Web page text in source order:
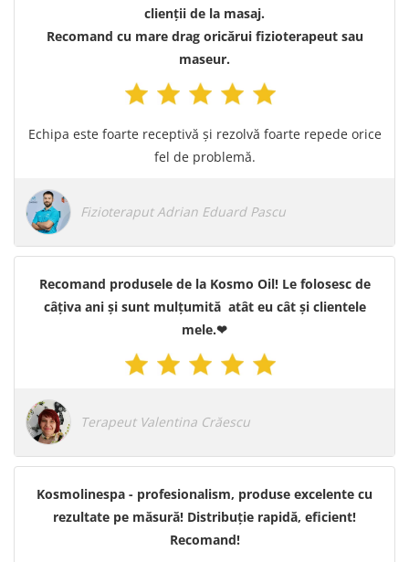
clienții de la masaj.
Recomand cu mare drag oricărui fizioterapeut sau
maseur.
Echipa este foarte receptivă și rezolvă foarte repede orice
fel de problemă.
Fizioteraput Adrian Eduard Pascu
Recomand produsele de la Kosmo Oil! Le folosesc de
câțiva ani și sunt mulțumită atât eu cât și clientele
mele.❤
Terapeut Valentina Crăescu
Kosmolinespa - profesionalism, produse excelente cu
rezultate pe măsură! Distribuție rapidă, eficient!
Recomand!